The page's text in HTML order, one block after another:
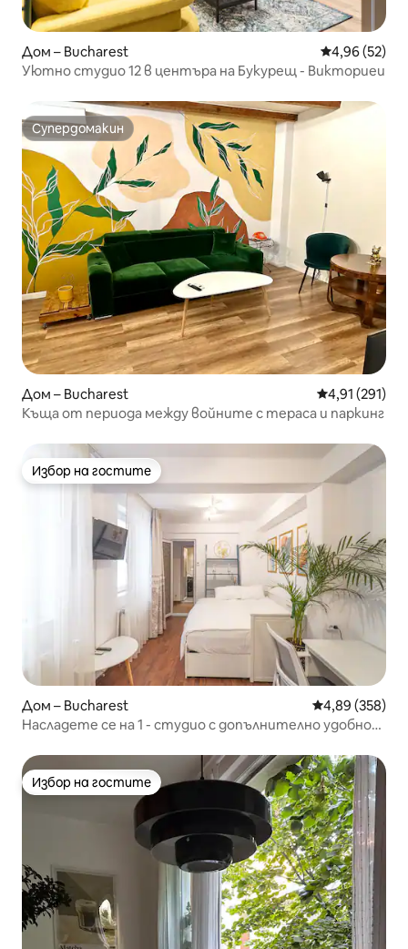
Дом – Bucharest Средна
4,96 (52)
Уютно студио 12 в центъра на Букурещ - Викториеи
Супердомакин
Супердомакин
Дом – Bucharest Средна
4,91 (291)
Къща от периода между войните с тераса и паркинг
Избор на гостите
Избор на гостите
Дом – Bucharest Средна
4,89 (358)
Насладете се на 1 - студио с допълнително удобно
Избор на гостите
Избор на гостите